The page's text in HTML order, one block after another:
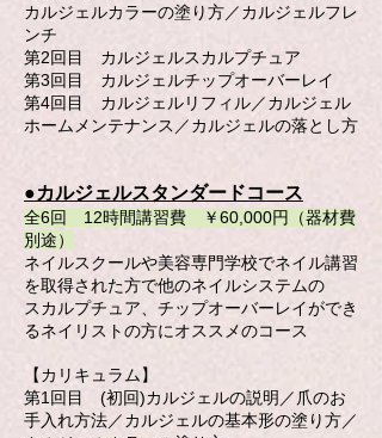
カルジェルカラーの塗り方／カルジェルフレ
ンチ
第2回目 カルジェルスカルプチュア
第3回目 カルジェルチップオーバーレイ
第4回目 カルジェルリフィル／カルジェル
ホームメンテナンス／カルジェルの落とし方
●カルジェルスタンダードコース
全6回 12時間講習費 ￥60,000円（器材費
別途）
ネイルスクールや美容専門学校でネイル講習
を取得された方で他のネイルシステムの
スカルプチュア、チップオーバーレイができ
るネイリストの方にオススメのコース
【カリキュラム】
第1回目 (初回)カルジェルの説明／爪のお
手入れ方法／カルジェルの基本形の塗り方／